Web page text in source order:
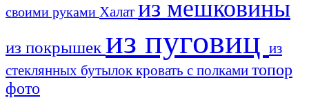
своими руками Халат из мешковины
из покрышек из пуговиц из
стеклянных бутылок кровать с полками топор
фото